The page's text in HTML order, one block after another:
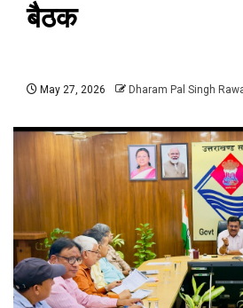
बैठक
May 27, 2026 Dharam Pal Singh